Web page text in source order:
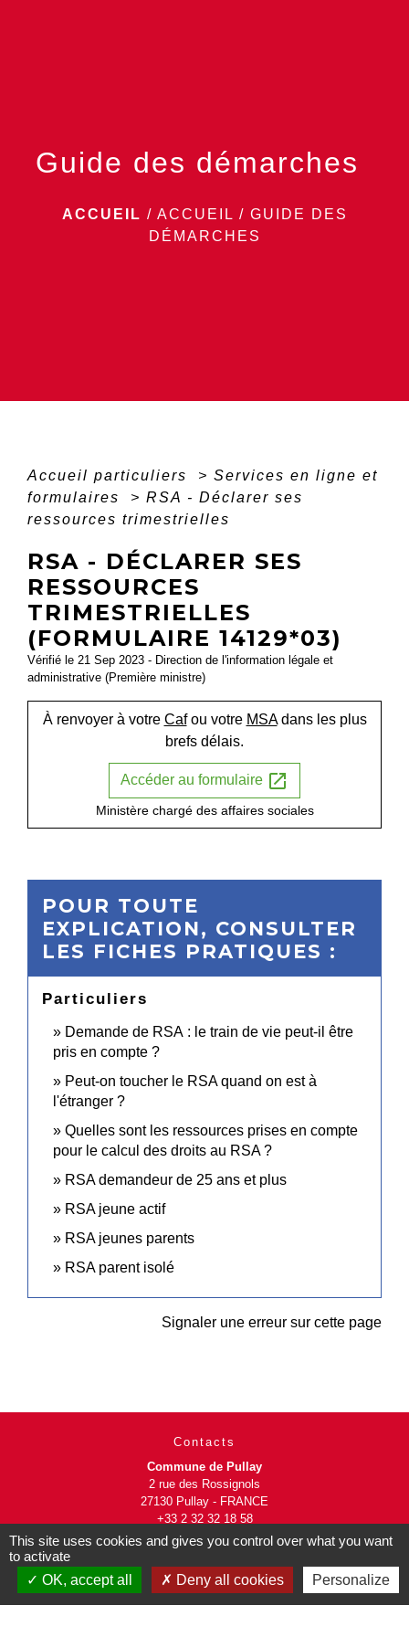
Guide des démarches
ACCUEIL / ACCUEIL / GUIDE DES
DÉMARCHES
Accueil particuliers > Services en ligne et
formulaires
> RSA - Déclarer ses
ressources trimestrielles
RSA - DÉCLARER SES
RESSOURCES
TRIMESTRIELLES
(FORMULAIRE 14129*03)
Vérifié le 21 Sep 2023 - Direction de l'information légale et
administrative (Première ministre)
À renvoyer à votre Cafou votre MSAdans les plus
brefs délais.
Accéder au formulaire open_in_new
Ministère chargé des affaires sociales
POUR TOUTE
EXPLICATION, CONSULTER
LES FICHES PRATIQUES :
Particuliers
Demande de RSA : le train de vie peut-il être
pris en compte ?
Peut-on toucher le RSA quand on est à
l'étranger ?
Quelles sont les ressources prises en compte
pour le calcul des droits au RSA ?
RSA demandeur de 25 ans et plus
RSA jeune actif
RSA jeunes parents
RSA parent isolé
Signaler une erreur sur cette page
Contacts
Commune de Pullay
2 rue des Rossignols
27130 Pullay - FRANCE
+33 2 32 32 18 58
www.pullay.fr
This site uses cookies and gives you control over what you want
to activate
OK, accept all
Deny all cookies Personalize